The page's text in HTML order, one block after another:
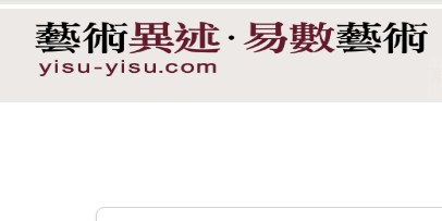
秀的作品集榮獲「年度國際風景攝影師」稱號。